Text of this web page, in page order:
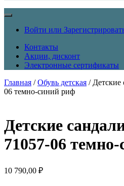
Войти или
Контакты
Акции, дисконт
Электронные сертификаты
Главная /Обувь детская / Детские
06 темно-синий риф
Детские
71057-06
10 790,00 ₽